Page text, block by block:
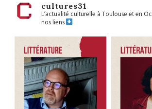
cultures31
L’actualité culturelle à Toulouse et en
nos liens